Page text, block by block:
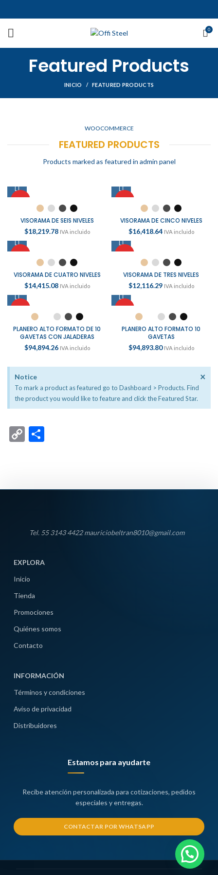
0
Featured Products
INICIO FEATURED PRODUCTS
WOOCOMMERCE
FEATURED PRODUCTS
Products marked as featured in admin panel
VISORAMA DE SEIS NIVELES
$18,219.78 IVA incluido
VISORAMA DE CINCO NIVELES
$16,418.64 IVA incluido
VISORAMA DE CUATRO NIVELES
$14,415.08 IVA incluido
VISORAMA DE TRES NIVELES
$12,116.29 IVA incluido
PLANERO ALTO FORMATO DE 10
GAVETAS CON JALADERAS
$94,894.26 IVA incluido
PLANERO ALTO FORMATO 10
GAVETAS
$94,893.80 IVA incluido
Notice
To mark a product as featured go to Dashboard > Products. Find
the product you would like to feature and click the Featured Star.
×
Copy
Tel. 55 3143 4422 mauriciobeltran8010@gmail.com
EXPLORA
Inicio
Tienda
Promociones
Quiénes somos
Contacto
INFORMACIÓN
Términos y condiciones
Aviso de privacidad
Distribuidores
Estamos para ayudarte
Recibe atención personalizada para cotizaciones, pedidos
especiales y entregas.
CONTACTAR POR WHATSAPP